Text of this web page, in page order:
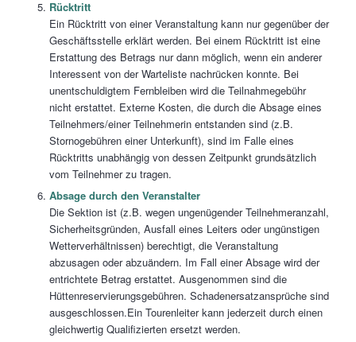
Rücktritt
Ein Rücktritt von einer Veranstaltung kann nur gegenüber der
Geschäftsstelle erklärt werden. Bei einem Rücktritt ist eine
Erstattung des Betrags nur dann möglich, wenn ein anderer
Interessent von der Warteliste nachrücken konnte. Bei
unentschuldigtem Fernbleiben wird die Teilnahmegebühr
nicht erstattet. Externe Kosten, die durch die Absage eines
Teilnehmers/einer Teilnehmerin entstanden sind (z.B.
Stornogebühren einer Unterkunft), sind im Falle eines
Rücktritts unabhängig von dessen Zeitpunkt grundsätzlich
vom Teilnehmer zu tragen.
Absage durch den Veranstalter
Die Sektion ist (z.B. wegen ungenügender Teilnehmeranzahl,
Sicherheitsgründen, Ausfall eines Leiters oder ungünstigen
Wetterverhältnissen) berechtigt, die Veranstaltung
abzusagen oder abzuändern. Im Fall einer Absage wird der
entrichtete Betrag erstattet. Ausgenommen sind die
Hüttenreservierungsgebühren. Schadenersatzansprüche sind
ausgeschlossen.Ein Tourenleiter kann jederzeit durch einen
gleichwertig Qualifizierten ersetzt werden.